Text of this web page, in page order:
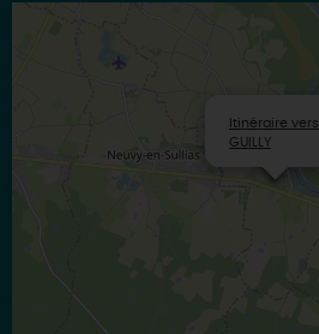
Itinéraire vers
GUILLY